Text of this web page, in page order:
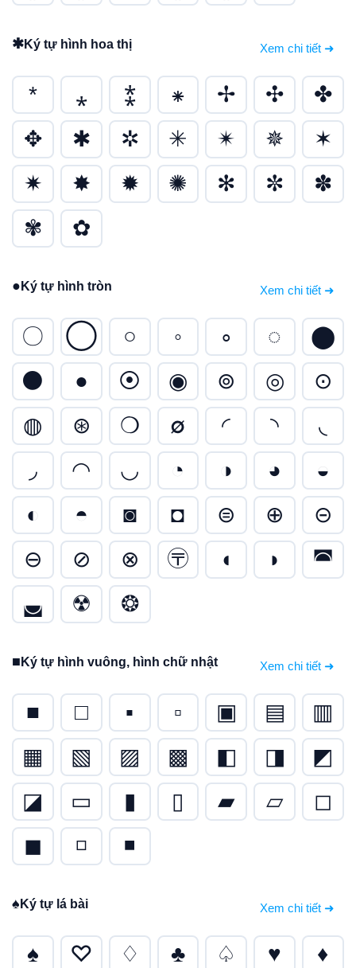
✱Ký tự hình hoa thị Xem chi tiết ➜
* ⁎ ⁑ ⁕ ✢ ✣
✤
✥
✱ ✲ ✳ ✴ ✵
✶
✷
✸ ✹ ✺ ✻ ✼
✽
✾
✿
● Ký tự hình tròn Xem chi tiết ➜
〇 ◯ ○ ◦ ∘ ◌
⬤
⚫
● ⦿ ◉ ⊚ ◎
⊙
◍
⊛ ❍ ∅ ◜ ◝
◟
◞
◠ ◡ ◔ ◑ ◕
◒
◐
◓ ◙ ◘ ⊜ ⊕
⊝
⊖
⊘ ⊗ 〶 ◖ ◗
◚
◛
☢ ❂
■ Ký tự hình vuông, hình chữ nhật Xem chi tiết ➜
■ □ ▪ ▫ ▣ ▤
▥
▦
▧ ▨ ▩ ◧ ◨
◩
◪
▭ ▮ ▯ ▰ ▱
◻
◼
◽ ◾
♠ Ký tự lá bài Xem chi tiết ➜
♠ ♡ ♢ ♣ ♤ ♥
♦